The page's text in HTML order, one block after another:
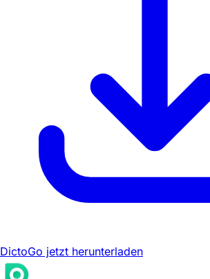
DictoGo jetzt herunterladen